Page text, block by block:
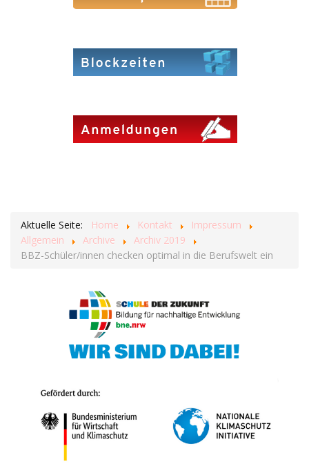
Aktuelle Seite: Home Kontakt
Impressum
Allgemein
Archive
Archiv 2019
BBZ-Schüler/innen checken optimal in die Berufswelt ein